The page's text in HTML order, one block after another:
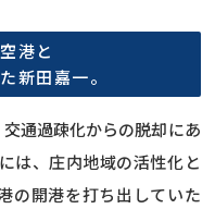
港と
新田嘉一。
通過疎化からの脱却にあ
は、庄内地域の活性化と
の開港を打ち出していた